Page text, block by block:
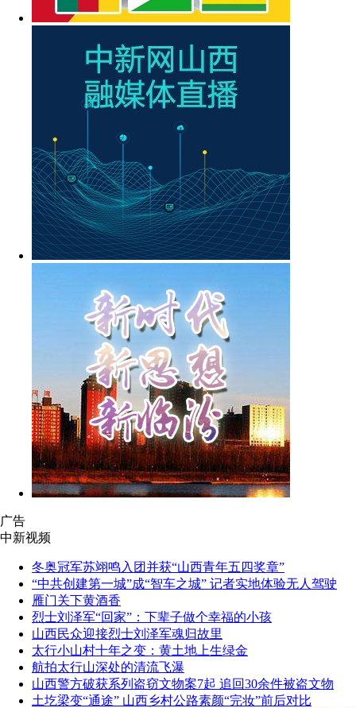
广告
中新视频
冬奥冠军苏翊鸣入团并获“山西青年五四奖章”
“中共创建第一城”成“智车之城” 记者实地体验无人驾驶
雁门关下黄酒香
烈士刘泽军“回家”：下辈子做个幸福的小孩
山西民众迎接烈士刘泽军魂归故里
太行小山村十年之变：黄土地上生绿金
航拍太行山深处的清流飞瀑
山西警方破获系列盗窃文物案7起 追回30余件被盗文物
土圪梁变“通途” 山西乡村公路素颜“完妆”前后对比